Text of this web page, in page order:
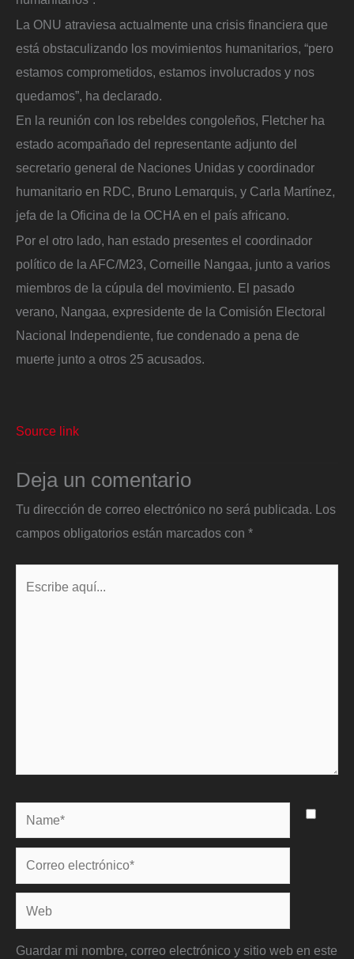
La ONU atraviesa actualmente una crisis financiera que
está obstaculizando los movimientos humanitarios, “pero
estamos comprometidos, estamos involucrados y nos
quedamos”, ha declarado.
En la reunión con los rebeldes congoleños, Fletcher ha
estado acompañado del representante adjunto del
secretario general de Naciones Unidas y coordinador
humanitario en RDC, Bruno Lemarquis, y Carla Martínez,
jefa de la Oficina de la OCHA en el país africano.
Por el otro lado, han estado presentes el coordinador
político de la AFC/M23, Corneille Nangaa, junto a varios
miembros de la cúpula del movimiento. El pasado
verano, Nangaa, expresidente de la Comisión Electoral
Nacional Independiente, fue condenado a pena de
muerte junto a otros 25 acusados.
Source link
Deja un comentario
Tu dirección de correo electrónico no será publicada. Los
campos obligatorios están marcados con *
Name*
Correo
electrónico*
Web
Guardar mi nombre, correo electrónico y sitio web en este